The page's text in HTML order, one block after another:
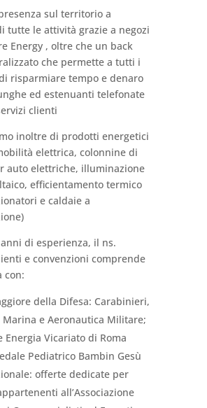
sul territorio a
tutte le attività grazie a negozi
Energy , oltre che un back
che permette a tutti i
risparmiare tempo e denaro
ed estenuanti telefonate
clienti
inoltre di prodotti energetici
elettrica, colonnine di
auto elettriche, illuminazione
efficientamento termico
e caldaie a
di esperienza, il ns.
e convenzioni comprende
con:
della Difesa: Carabinieri,
Marina e Aeronautica Militare;
Energia Vicariato di Roma
Pediatrico Bambin Gesù
offerte dedicate per
all’Associazione